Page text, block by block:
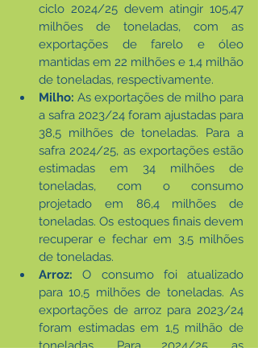
ciclo 2024/25 devem atingir 105,47
milhões de toneladas, com as
exportações de farelo e óleo
mantidas em 22 milhões e 1,4 milhão
de toneladas, respectivamente.
Milho: As exportações de milho para
a safra 2023/24 foram ajustadas para
38,5 milhões de toneladas. Para a
safra 2024/25, as exportações estão
estimadas em 34 milhões de
toneladas, com o consumo
projetado em 86,4 milhões de
toneladas. Os estoques finais devem
recuperar e fechar em 3,5 milhões
de toneladas.
Arroz: O consumo foi atualizado
para 10,5 milhões de toneladas. As
exportações de arroz para 2023/24
foram estimadas em 1,5 milhão de
toneladas. Para 2024/25, as